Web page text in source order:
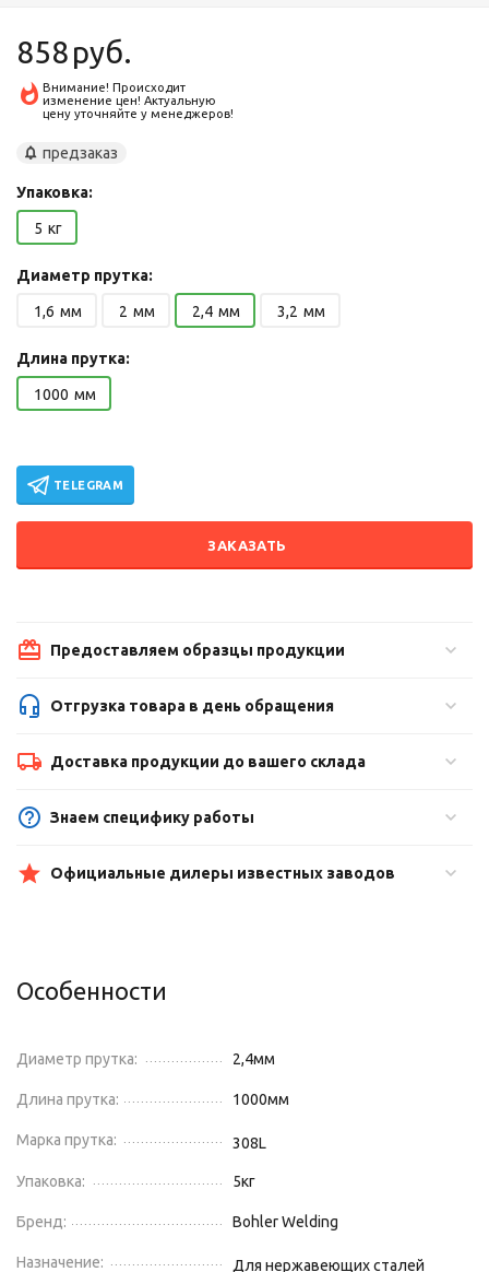
858руб.
Внимание! Происходит
изменение цен! Актуальную
цену уточняйте у менеджеров!
предзаказ
Упаковка:
5 кг
Диаметр прутка:
1,6 мм 2 мм 2,4 мм 3,2 мм
Длина прутка:
1000 мм
TELEGRAM
ЗАКАЗАТЬ
Предоставляем образцы продукции
Отгрузка товара в день обращения
Доставка продукции до вашего склада
Знаем специфику работы
Официальные дилеры известных заводов
Особенности
Диаметр прутка: 2,4мм
Длина прутка: 1000мм
Марка прутка: 308L
Упаковка: 5кг
Бренд: Bohler Welding
Назначение: Для нержавеющих сталей